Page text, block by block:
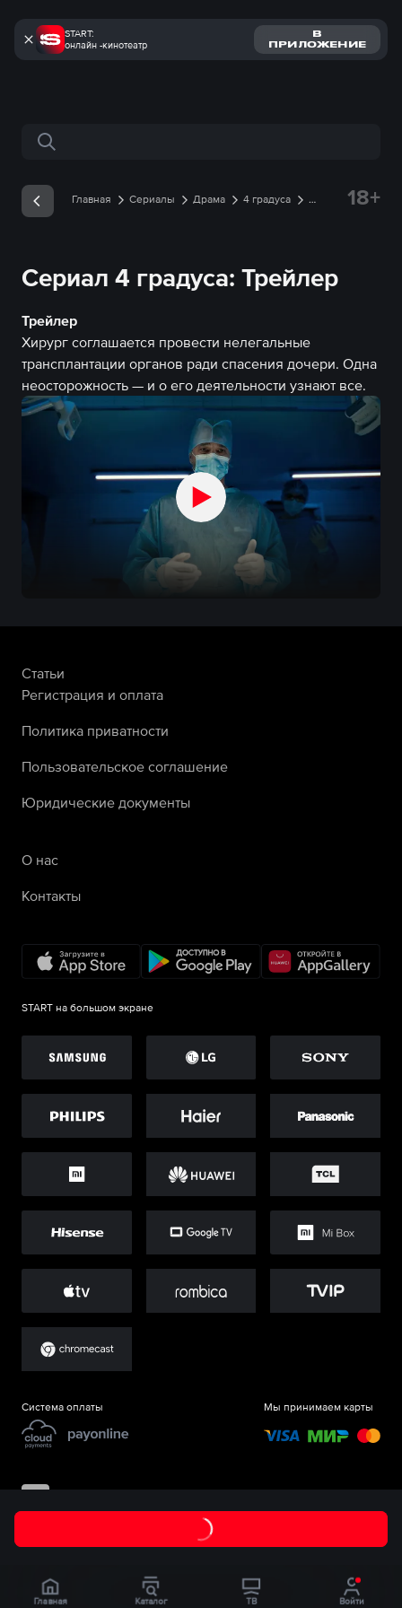
START:
онлайн -кинотеатр
В
ПРИЛОЖЕНИЕ
Поиск по сайту
Главная Сериалы Драма
4 градуса
18+
Сериал 4 градуса: Трейлер
Трейлер
Хирург соглашается провести нелегальные
трансплантации органов ради спасения дочери. Одна
неосторожность — и о его деятельности узнают все.
Статьи
Регистрация и оплата
Политика приватности
Пользовательское соглашение
Юридические документы
О нас
Контакты
START на большом экране
Система оплаты Мы принимаем карты
Главная Каталог ТВ Войти